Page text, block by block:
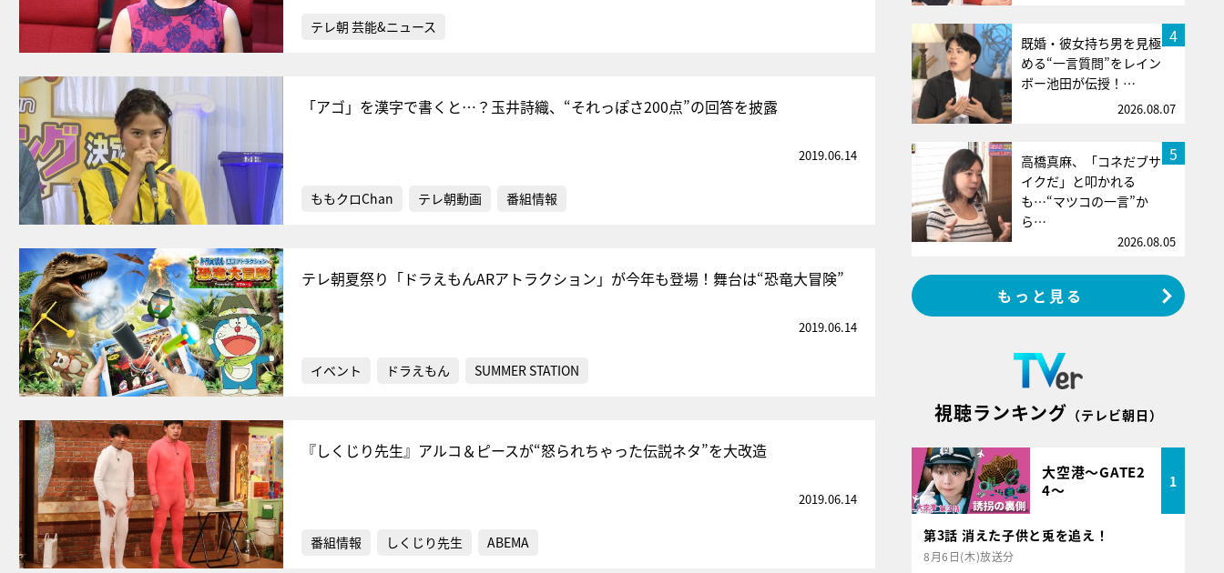
テレ朝 芸能&ニュース
「アゴ」を漢字で書くと…？玉井詩織、“それっぽさ200点”の回答を披露
2019.06.14
ももクロChan テレ朝動画 番組情報
テレ朝夏祭り「ドラえもんARアトラクション」が今年も登場！舞台は“恐竜大冒険”
2019.06.14
イベント ドラえもん SUMMER STATION
『しくじり先生』アルコ＆ピースが“怒られちゃった伝説ネタ”を大改造
2019.06.14
番組情報 しくじり先生 ABEMA
4
既婚・彼女持ち男を見極
める“一言質問”をレイン
ボー池田が伝授！…
2026.08.07
5
高橋真麻、「コネだブサ
イクだ」と叩かれる
も…“マツコの一言”か
ら…
2026.08.05
もっと見る
視聴ランキング （テレビ朝日）
大空港～GATE2
4～
1
第3話 消えた子供と兎を追え！
8月6日(木)放送分